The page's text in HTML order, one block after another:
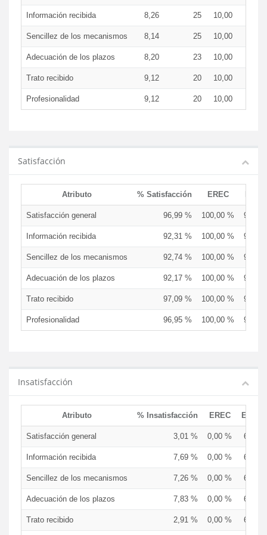
Información recibida 8,26 25 10,00
Sencillez de los mecanismos 8,14 25 10,00
Adecuación de los plazos 8,20 23 10,00
Trato recibido 9,12 20 10,00
Profesionalidad 9,12 20 10,00
Satisfacción
Atributo % Satisfacción EREC
Satisfacción general 96,99 % 100,00 % 93,75
Información recibida 92,31 % 100,00 % 93,33
Sencillez de los mecanismos 92,74 % 100,00 % 93,33
Adecuación de los plazos 92,17 % 100,00 % 93,33
Trato recibido 97,09 % 100,00 % 93,33
Profesionalidad 96,95 % 100,00 % 93,33
Insatisfacción
Atributo % Insatisfacción EREC
Satisfacción general 3,01 % 0,00 % 6,25
Información recibida 7,69 % 0,00 % 6,67
Sencillez de los mecanismos 7,26 % 0,00 % 6,67
Adecuación de los plazos 7,83 % 0,00 % 6,67
Trato recibido 2,91 % 0,00 % 6,67